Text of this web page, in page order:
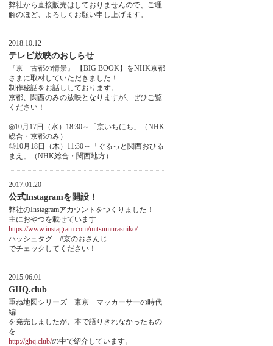
弊社から直接販売はしておりませんので、ご理
解のほど、よろしくお願い申し上げます。
2018.10.12
テレビ放映のおしらせ
『京 古都の情景』 【BIG BOOK】をNHK京都
さまに取材していただきました！
制作秘話をお話ししております。
京都、関西のみの放映となりますが、ぜひご覧
ください！
◎10月17日（水）18:30～「京いちにち」（NHK
総合・京都のみ）
◎10月18日（木）11:30～「ぐるっと関西おひる
まえ」（NHK総合・関西地方）
2017.01.20
公式Instagramを開設！
弊社のInstagramアカウントをつくりました！
主におやつを載せています
https://www.instagram.com/mitsumurasuiko/
ハッシュタグ #京のおさんじ
でチェックしてください！
2015.06.01
GHQ.club
重ね地図シリーズ 東京 マッカーサーの時代
編
を発売しましたが、本で語りきれなかったもの
を
http://ghq.club/の中で紹介しています。